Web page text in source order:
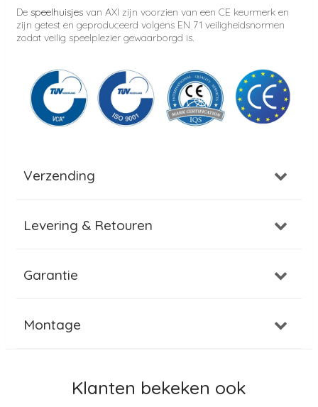
De speelhuisjes van AXI zijn voorzien van een CE keurmerk en
zijn getest en geproduceerd volgens EN 71 veiligheidsnormen
zodat veilig speelplezier gewaarborgd is.
Verzending
Levering & Retouren
Garantie
Montage
Klanten bekeken ook